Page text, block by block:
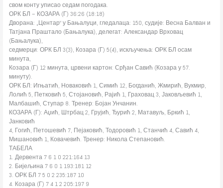
свом конту уписао седам погодака.
ОРК БЛ – КОЗАРА (Г) 36:26 (18:18)
Дворана: „Центар“ у Бањалуци, гледалаца: 150, судије: Весна Балван и
Татјана Праштало (Бањалука), делегат: Александар Врховац
(Бањалука),
седмерци: ОРК БЛ 3(3), Козара (Г) 5(4), искључења: ОРК БЛ осам
минута,
Козара (Г) 12 минута, црвени картон: Срђан Савић (Козара у 57.
минуту).
ОРК БЛ: Игњатић, Новаковић 1, Симић 12, Богданић, Жмирић, Вукмир,
Лолић 5, Петковић 5, Стојановић, Рајић 1, Граховац 3, Јаковљевић 1,
Малбашић, Ступар 8. Тренер: Бојан Унчанин.
КОЗАРА (Г): Аџић, Штрбац 2, Грујић, Ђурић 2, Матавуљ, Бркић 1,
Јанковић
4, Гогић, Петошевић 7, Пејаковић, Тодоровић 1, Станчић 4, Савић 4,
Мишановић 1, Ковачевић. Тренер: Никола Степановић.
ТАБЕЛА
1. Дервента 7 6 1 0 221:164 13
2. Бијељина 7 6 0 1 193:181 12
3. ОРК БЛ 7 5 0 2 235:187 10
4. Козара (Г) 7 4 1 2 205:197 9